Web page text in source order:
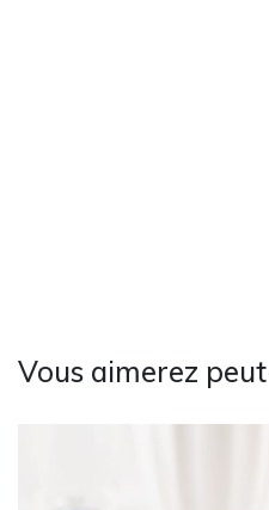
Vous aimerez